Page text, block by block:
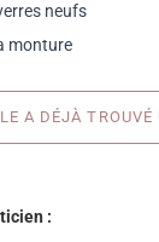
neufs
monture
A DÉJÀ
: